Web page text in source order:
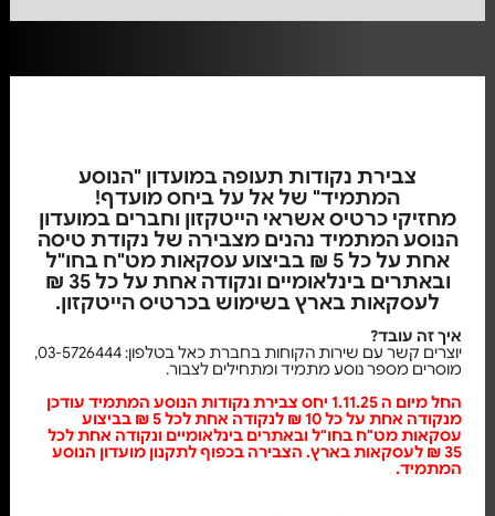
צבירת נקודות תעופה במועדון "הנוסע
המתמיד" של אל על ביחס מועדף!
מחזיקי כרטיס אשראי הייטקזון וחברים במועדון
הנוסע המתמיד נהנים מצבירה של נקודת טיסה
אחת על כל 5 ₪ בביצוע עסקאות מט"ח בחו"ל
ובאתרים בינלאומיים ונקודה אחת על כל 35 ₪
לעסקאות בארץ בשימוש בכרטיס הייטקזון.
איך זה עובד?
יוצרים קשר עם שירות הקוחות בחברת כאל בטלפון: 03-5726444,
מוסרים מספר נוסע מתמיד ומתחילים לצבור.
החל מיום ה 1.11.25 יחס צבירת נקודות הנוסע המתמיד עודכן
מנקודה אחת על כל 10 ₪ לנקודה אחת לכל 5 ₪ בביצוע
עסקאות מט"ח בחו"ל ובאתרים בינלאומיים ונקודה אחת לכל
35 ₪ לעסקאות בארץ. הצבירה בכפוף לתקנון מועדון הנוסע
המתמיד.